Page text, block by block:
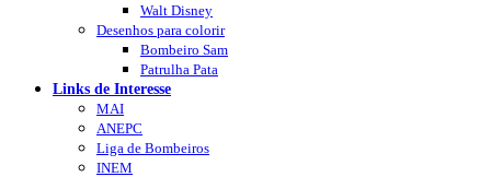
Walt Disney
Desenhos para colorir
Bombeiro Sam
Patrulha Pata
Links de Interesse
MAI
ANEPC
Liga de Bombeiros
INEM